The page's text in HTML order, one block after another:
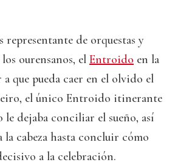
representante de orquestas y
ourensanos, el Entroido en la
a que pueda caer en el olvido el
el único Entroido itinerante
dejaba conciliar el sueño, así
la cabeza hasta concluir cómo
a la celebración.